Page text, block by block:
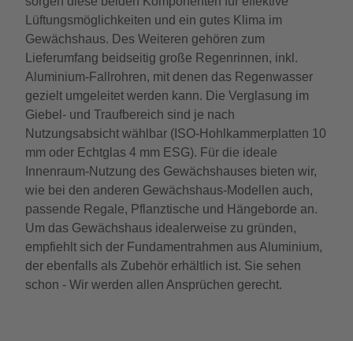
Lüftungsmöglichkeiten und ein gutes Klima im
Gewächshaus. Des Weiteren gehören zum
Lieferumfang beidseitig große Regenrinnen, inkl.
Aluminium-Fallrohren, mit denen das Regenwasser
gezielt umgeleitet werden kann. Die Verglasung im
Giebel- und Traufbereich sind je nach
Nutzungsabsicht wählbar (ISO-Hohlkammerplatten 10
mm oder Echtglas 4 mm ESG). Für die ideale
Innenraum-Nutzung des Gewächshauses bieten wir,
wie bei den anderen Gewächshaus-Modellen auch,
passende Regale, Pflanztische und Hängeborde an.
Um das Gewächshaus idealerweise zu gründen,
empfiehlt sich der Fundamentrahmen aus Aluminium,
der ebenfalls als Zubehör erhältlich ist. Sie sehen
schon - Wir werden allen Ansprüchen gerecht.